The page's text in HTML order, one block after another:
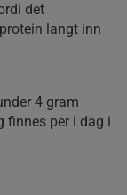
det
langt inn
4 gram
finnes per i dag i